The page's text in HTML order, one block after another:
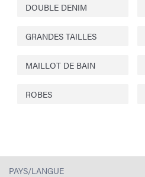
DOUBLE DENIM
GRANDES TAILLES
MAILLOT DE BAIN
ROBES
PAYS/LANGUE